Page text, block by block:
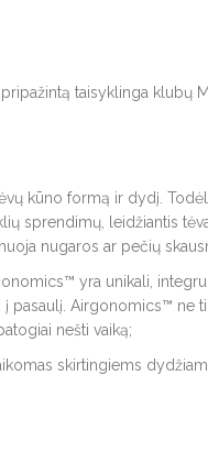
taisyklinga klubų
kūno formą ir dydį.
sprendimų, leidžiantis
nugaros ar pečių
yra unikali,
pasaulį. Airgonomics™ ne
nešti vaiką;
skirtingiems